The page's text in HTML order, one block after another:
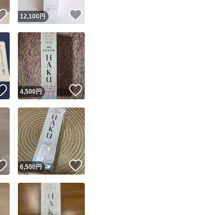
いいね！
12,100円
いいね！
4,500円 いいね！
いいね！
6,500円 いいね！